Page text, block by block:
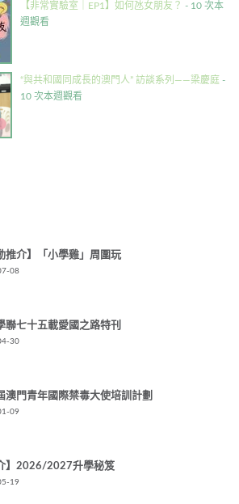
【非常實驗室｜EP1】如何氹女朋友？ - 10 次本
週觀看
“與共和國同成長的澳門人” 訪談系列——梁慶庭 -
10 次本週觀看
推介】「小學雞」周圍玩
08
聯七十五載愛國之路特刊
30
澳門青年國際禁毒大使培訓計劃
09
】2026/2027升學秘笈
19